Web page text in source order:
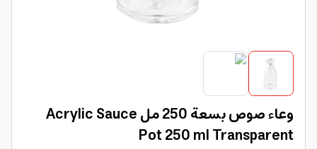
وعاء صوص بسعة 250 مل Acrylic Sauce
Pot 250 ml Transparent